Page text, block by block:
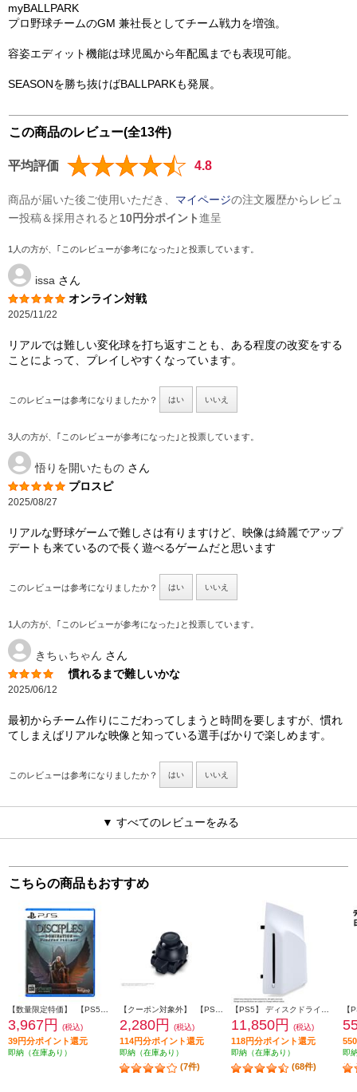
myBALLPARK
プロ野球チームのGM 兼社長としてチーム戦力を増強。
容姿エディット機能は球児風から年配風までも表現可能。
SEASONを勝ち抜けばBALLPARKも発展。
この商品のレビュー(全13件)
平均評価 4.8
商品が届いた後ご使用いただき、 マイページの注文履歴からレビュ
ー投稿＆採用されると 10円分ポイント進呈
1人の方が、｢このレビューが参考になった｣と投票しています。
issa さん
オンライン対戦
2025/11/22
リアルでは難しい変化球を打ち返すことも、ある程度の改変をする
ことによって、プレイしやすくなっています。
このレビューは参考になりましたか？ はい いいえ
3人の方が、｢このレビューが参考になった｣と投票しています。
悟りを開いたもの さん
プロスピ
2025/08/27
リアルな野球ゲームで難しさは有りますけど、映像は綺麗でアップ
デートも来ているので長く遊べるゲームだと思います
このレビューは参考になりましたか？ はい いいえ
1人の方が、｢このレビューが参考になった｣と投票しています。
きちぃちゃん さん
慣れるまで難しいかな
2025/06/12
最初からチーム作りにこだわってしまうと時間を要しますが、慣れ
てしまえばリアルな映像と知っている選手ばかりで楽しめます。
このレビューは参考になりましたか？ はい いいえ
▼ すべてのレビューをみる
こちらの商品もおすすめ
3,967円 (税込)
39円分ポイント還元
即納（在庫あり）
2,280円 (税込)
114円分ポイント還元
即納（在庫あり）
(7件)
11,850円 (税込)
118円分ポイント還元
即納（在庫あり）
(68件)
即